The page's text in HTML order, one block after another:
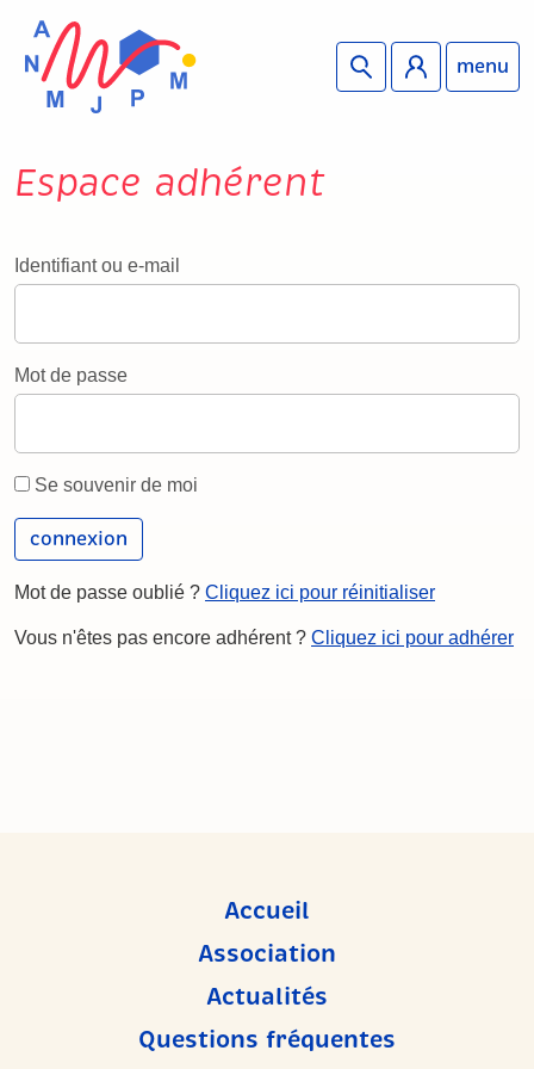
menu
Espace adhérent
Identifiant ou e-mail
Mot de passe
Se souvenir de moi
Mot de passe oublié ? Cliquez ici pour réinitialiser
Vous n'êtes pas encore adhérent ? Cliquez ici pour adhérer
Accueil
Association
Actualités
Questions fréquentes